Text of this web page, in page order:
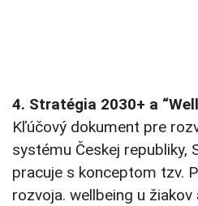
4. Stratégia 2030+ a
Kľúčový dokument pre
systému Českej republiky,
pracuje s konceptom tzv.
rozvoja. wellbeing u